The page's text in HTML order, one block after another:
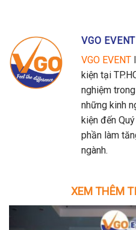
VGO EVENT
VGO EVENT
kiện tại
nghiệm
những kinh
kiện đến
phần làm
ngành.
XEM THÊM